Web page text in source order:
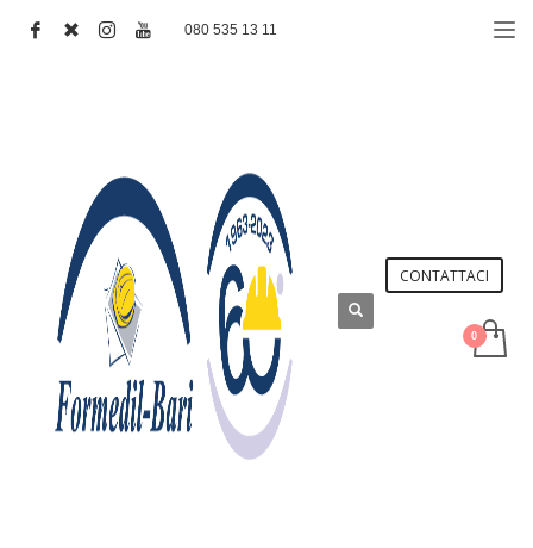
080 535 13 11
CONTATTACI